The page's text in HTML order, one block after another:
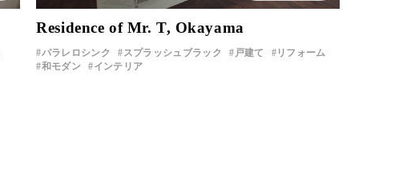
Residence of Mr. T, Okayama
パラレロシンク スプラッシュブラック 戸建て
リフォーム
和モダン
インテリア